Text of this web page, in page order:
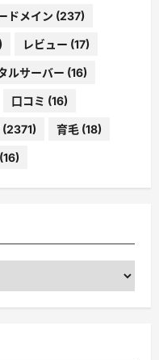
ドメイン (237)
レビュー (17)
ルサーバー (16)
口コミ (16)
(2371) 育毛 (18)
(16)